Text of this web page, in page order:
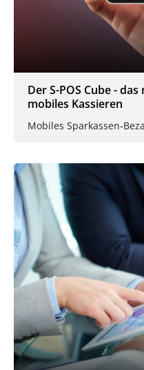
Der S-POS Cube -
mobiles Kassieren
Mobiles Sparkassen-